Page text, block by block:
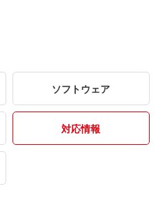
ソフトウェア
対応情報